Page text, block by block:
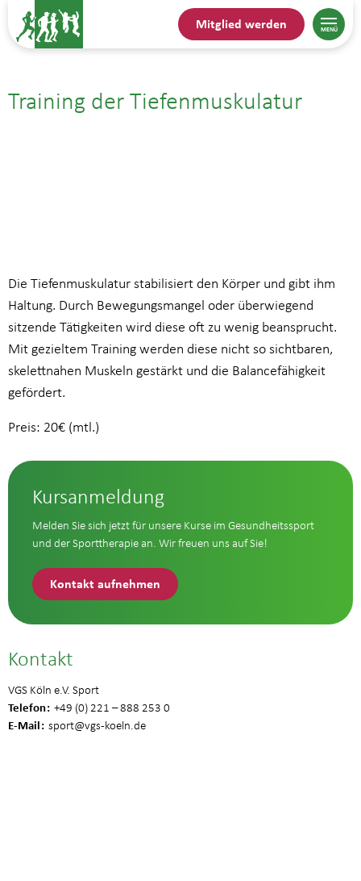
Mitglied werden
Training der Tiefenmuskulatur
bis
Die Tiefenmuskulatur stabilisiert den Körper und gibt ihm
Haltung. Durch Bewegungsmangel oder überwiegend
sitzende Tätigkeiten wird diese oft zu wenig beansprucht.
Mit gezieltem Training werden diese nicht so sichtbaren,
skelettnahen Muskeln gestärkt und die Balancefähigkeit
gefördert.
Preis: 20€ (mtl.)
Kursanmeldung
Melden Sie sich jetzt für unsere Kurse im Gesundheitssport
und der Sporttherapie an. Wir freuen uns auf Sie!
Kontakt aufnehmen
Kontakt
VGS Köln e.V. Sport
Telefon +49 (0) 221 – 888 253 0
E-Mail sport@vgs-koeln.de